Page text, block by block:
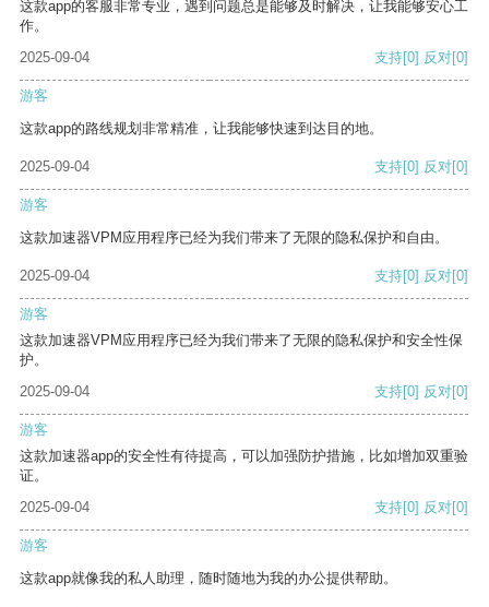
这款app的客服非常专业，遇到问题总是能够及时解决，让我能够安心工
作。
2025-09-04
支持[0] 反对[0]
游客
这款app的路线规划非常精准，让我能够快速到达目的地。
2025-09-04 支持[0] 反对[0]
游客
这款加速器VPM应用程序已经为我们带来了无限的隐私保护和自由。
2025-09-04 支持[0] 反对[0]
游客
这款加速器VPM应用程序已经为我们带来了无限的隐私保护和安全性保
护。
2025-09-04
支持[0] 反对[0]
游客
这款加速器app的安全性有待提高，可以加强防护措施，比如增加双重验
证。
2025-09-04
支持[0] 反对[0]
游客
这款app就像我的私人助理，随时随地为我的办公提供帮助。